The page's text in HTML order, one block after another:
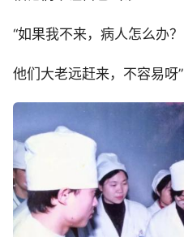
“如果我不来，病人怎么办？
他们大老远赶来，不容易呀”